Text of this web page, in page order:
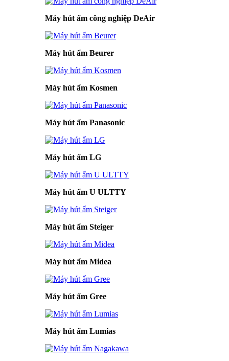
Máy hút ẩm công nghiệp DeAir
Máy hút ẩm Beurer
Máy hút ẩm Kosmen
Máy hút ẩm Panasonic
Máy hút ẩm LG
Máy hút ẩm U ULTTY
Máy hút ẩm Steiger
Máy hút ẩm Midea
Máy hút ẩm Gree
Máy hút ẩm Lumias